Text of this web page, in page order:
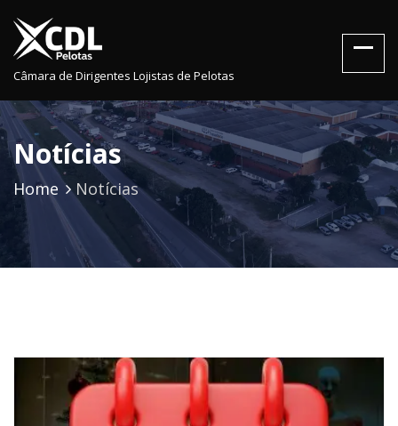
Câmara de Dirigentes Lojistas de Pelotas
Notícias
Home Notícias